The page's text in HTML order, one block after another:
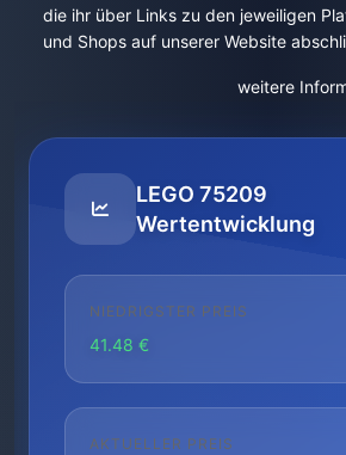
die ihr über Links zu den jeweiligen
und Shops auf unserer Website
weitere
LEGO 75209
Wertentwicklung
NIEDRIGSTER PREIS
41.48 €
AKTUELLER PREIS